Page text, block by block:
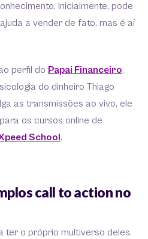
Inicialmente, pode
a vender de fato, mas é aí
perfil do Papai Financeiro,
do dinheiro Thiago
as transmissões ao vivo, ele
os cursos online de
School.
call to action no
ter o próprio multiverso deles.